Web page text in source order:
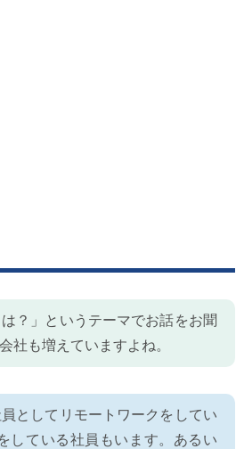
？」というテーマでお話をお聞
社も増えていますよね。
としてリモートワークをしてい
している社員もいます。あるい